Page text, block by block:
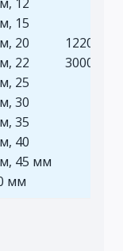
15
20
22
25
30
35
40
45 мм
мм